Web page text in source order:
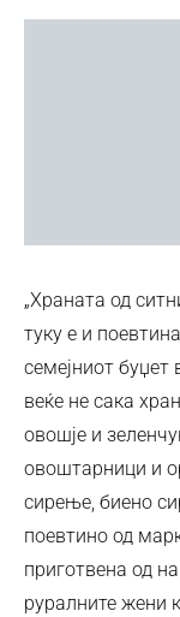
„Храната од
туку е и
семејниот буџет
веќе не сака
овошје и
овоштарници и
сирење, биено
поевтино од
приготвена од
руралните жени